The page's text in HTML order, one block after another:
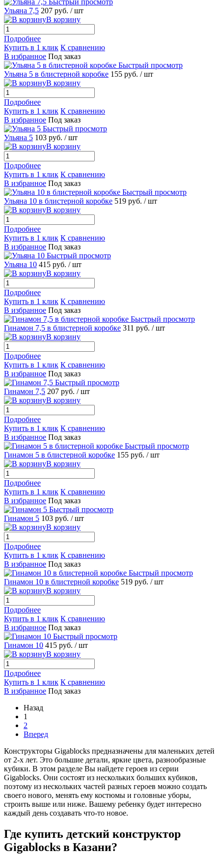
Ульяна 7,5 207 руб. / шт
В корзину
Подробнее
Купить в 1 клик К сравнению
В избранное Под заказ
Быстрый просмотр
Ульяна 5 в блистерной коробке 155 руб. / шт
В корзину
Подробнее
Купить в 1 клик К сравнению
В избранное Под заказ
Быстрый просмотр
Ульяна 5 103 руб. / шт
В корзину
Подробнее
Купить в 1 клик К сравнению
В избранное Под заказ
Быстрый просмотр
Ульяна 10 в блистерной коробке 519 руб. / шт
В корзину
Подробнее
Купить в 1 клик К сравнению
В избранное Под заказ
Быстрый просмотр
Ульяна 10 415 руб. / шт
В корзину
Подробнее
Купить в 1 клик К сравнению
В избранное Под заказ
Быстрый просмотр
Гинамон 7,5 в блистерной коробке 311 руб. / шт
В корзину
Подробнее
Купить в 1 клик К сравнению
В избранное Под заказ
Быстрый просмотр
Гинамон 7,5 207 руб. / шт
В корзину
Подробнее
Купить в 1 клик К сравнению
В избранное Под заказ
Быстрый просмотр
Гинамон 5 в блистерной коробке 155 руб. / шт
В корзину
Подробнее
Купить в 1 клик К сравнению
В избранное Под заказ
Быстрый просмотр
Гинамон 5 103 руб. / шт
В корзину
Подробнее
Купить в 1 клик К сравнению
В избранное Под заказ
Быстрый просмотр
Гинамон 10 в блистерной коробке 519 руб. / шт
В корзину
Подробнее
Купить в 1 клик К сравнению
В избранное Под заказ
Быстрый просмотр
Гинамон 10 415 руб. / шт
В корзину
Подробнее
Купить в 1 клик К сравнению
В избранное Под заказ
Назад
1
2
Вперед
Конструкторы Gigablocks предназначены для маленьких детей
от 2-х лет. Это большие детали, яркие цвета, разнообразные
кубики. В этом разделе Вы найдете героев из серии
Gigablocks. Они состоят из нескольких больших кубиков,
поэтому из нескольких частей разных героев можно создать
своего нового, менять ему костюмы и головные уборы,
строить выше или ниже. Вашему ребенку будет интересно
каждый день создавать что-то новое.
Где купить детский конструктор
Gigablocks в Казани?